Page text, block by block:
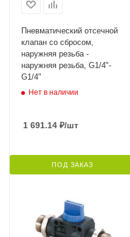
Пневматический отсечной
клапан со сбросом,
наружняя резьба -
наружняя резьба, G1/4"-
G1/4"
Нет в наличии
1 691.14 ₽/шт
ПОД ЗАКАЗ